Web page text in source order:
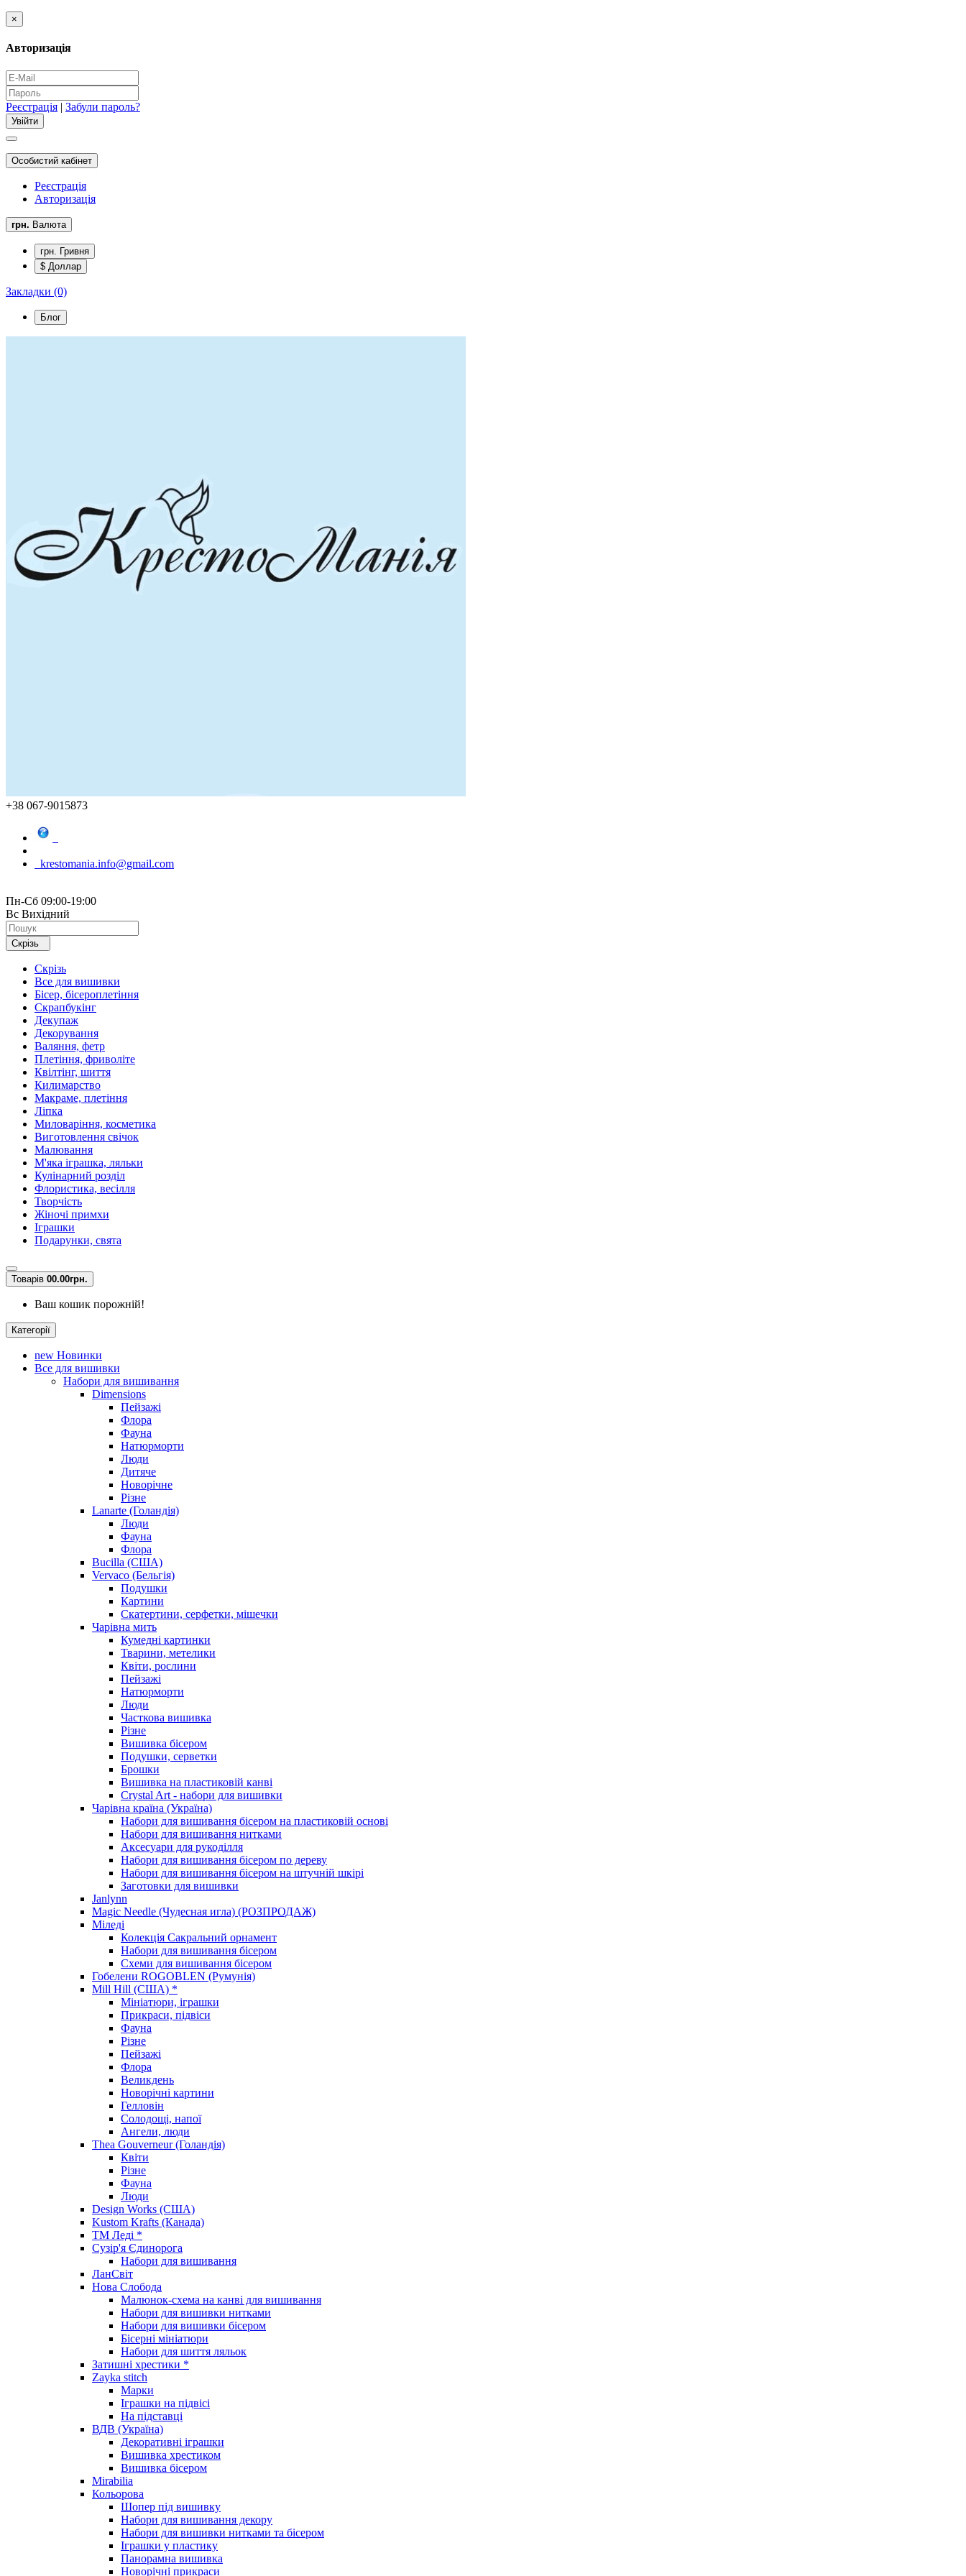
×
Авторизація
Реєстрація | Забули пароль?
Особистий кабінет
Реєстрація
Авторизація
грн. Валюта
грн. Гривня
$ Доллар
Закладки (0)
Блог
+38 067-9015873
krestomania.info@gmail.com
Пн-Сб 09:00-19:00
Вс Вихідний
Скрізь
Скрізь
Все для вишивки
Бісер, бісероплетіння
Скрапбукінг
Декупаж
Декорування
Валяння, фетр
Плетіння, фриволіте
Квілтінг, шиття
Килимарство
Макраме, плетіння
Ліпка
Миловаріння, косметика
Виготовлення свічок
Малювання
М'яка іграшка, ляльки
Кулінарний розділ
Флористика, весілля
Творчість
Жіночі примхи
Іграшки
Подарунки, свята
Товарів 00.00грн.
Ваш кошик порожній!
Категорії
new Новинки
Все для вишивки
Набори для вишивання
Dimensions
Пейзажі
Флора
Фауна
Натюрморти
Люди
Дитяче
Новорічне
Різне
Lanarte (Голандія)
Люди
Фауна
Флора
Bucilla (США)
Vervaco (Бельгія)
Подушки
Картини
Скатертини, серфетки, мішечки
Чарiвна мить
Кумедні картинки
Тварини, метелики
Квіти, рослини
Пейзажі
Натюрморти
Люди
Часткова вишивка
Різне
Вишивка бісером
Подушки, серветки
Брошки
Вишивка на пластиковій канві
Crystal Art - набори для вишивки
Чарівна країна (Україна)
Набори для вишивання бісером на пластиковій основі
Набори для вишивання нитками
Аксесуари для рукоділля
Набори для вишивання бісером по дереву
Набори для вишивання бісером на штучній шкірі
Заготовки для вишивки
Janlynn
Magic Needle (Чудесная игла) (РОЗПРОДАЖ)
Міледі
Колекція Сакральний орнамент
Набори для вишивання бісером
Схеми для вишивання бісером
Гобелени ROGOBLEN (Румунія)
Mill Hill (США) *
Мініатюри, іграшки
Прикраси, підвіси
Фауна
Різне
Пейзажі
Флора
Великдень
Новорічні картини
Гелловін
Солодощі, напої
Ангели, люди
Thea Gouverneur (Голандія)
Квіти
Різне
Фауна
Люди
Design Works (США)
Kustom Krafts (Канада)
ТМ Леді *
Сузір'я Єдинорога
Набори для вишивання
ЛанСвіт
Нова Слобода
Малюнок-схема на канві для вишивання
Набори для вишивки нитками
Набори для вишивки бісером
Бісерні мініатюри
Набори для шиття ляльок
Затишні хрестики *
Zayka stitch
Марки
Іграшки на підвісі
На підставці
ВДВ (Україна)
Декоративні іграшки
Вишивка хрестиком
Вишивка бісером
Mirabilia
Кольорова
Шопер під вишивку
Набори для вишивання декору
Набори для вишивки нитками та бісером
Іграшки у пластику
Панорамна вишивка
Новорічні прикраси